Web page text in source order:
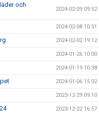
och
2024-02-09 09:52
2024-02-08 10:51
2024-02-02 19:12
2024-01-26 10:00
2024-01-19 10:38
2024-01-06 15:02
2023-12-29 09:10
2023-12-22 16:57